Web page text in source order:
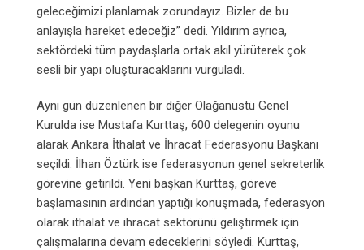
geleceğimizi planlamak zorundayız. Bizler de bu
anlayışla hareket edeceğiz” dedi. Yıldırım ayrıca,
sektördeki tüm paydaşlarla ortak akıl yürüterek çok
sesli bir yapı oluşturacaklarını vurguladı.
Aynı gün düzenlenen bir diğer Olağanüstü Genel
Kurulda ise Mustafa Kurttaş, 600 delegenin oyunu
alarak Ankara İthalat ve İhracat Federasyonu Başkanı
seçildi. İlhan Öztürk ise federasyonun genel sekreterlik
görevine getirildi. Yeni başkan Kurttaş, göreve
başlamasının ardından yaptığı konuşmada, federasyon
olarak ithalat ve ihracat sektörünü geliştirmek için
çalışmalarına devam edeceklerini söyledi. Kurttaş,